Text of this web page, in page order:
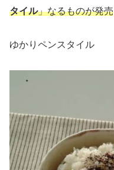
タイル」なるものが発売
ゆかりペンスタイル